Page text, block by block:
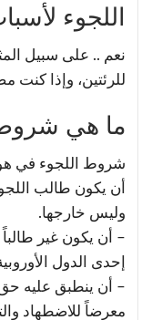
اللجوء
نعم .. على سبيل
للرئتين، وإذا
ما هي شروط
شروط اللجوء في
أن يكون طالب
وليس خارجها.
– أن يكون غير
إحدى الدول
– أن ينطبق عليه
معرضاً للاضطهاد